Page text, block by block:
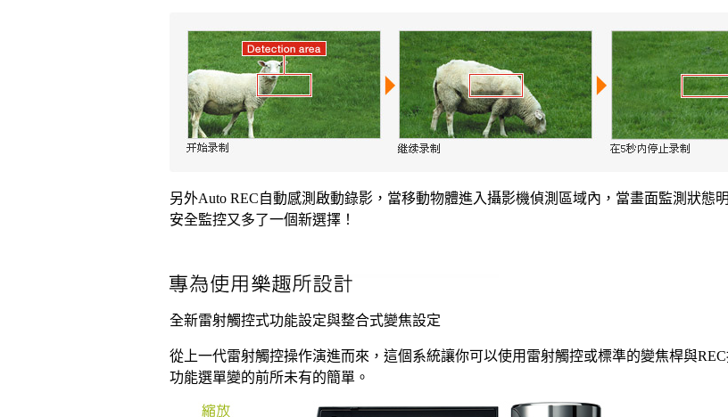
另外Auto REC自動感測啟動錄影，當移動物體進入攝影機偵測區域內，當畫面監測狀態
安全監控又多了一個新選擇！
全新雷射觸控式功能設定與整合式變焦設定
從上一代雷射觸控操作演進而來，這個系統讓你可以使用雷射觸控或標準的變焦桿與
功能選單變的前所未有的簡單。